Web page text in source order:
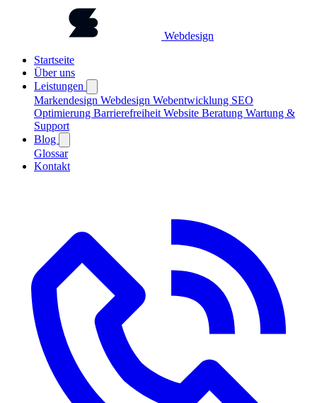
Webdesign
Startseite
Über uns
Leistungen
Markendesign Webdesign Webentwicklung SEO
Optimierung Barrierefreiheit Website Beratung Wartung &
Support
Blog
Glossar
Kontakt